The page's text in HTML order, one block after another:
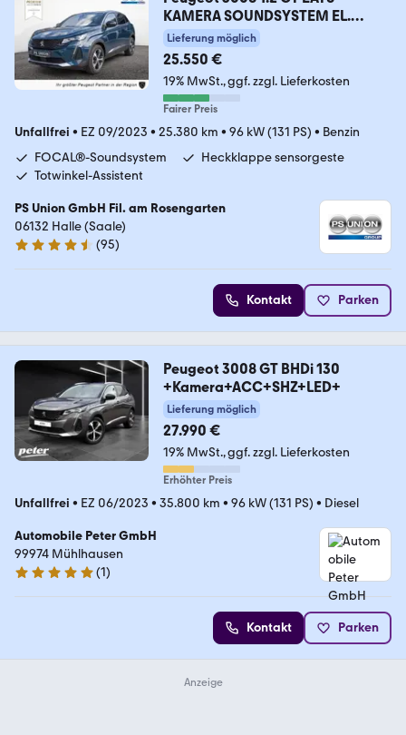
KAMERA SOUNDSYSTEM EL.
HECKKL.
Lieferung möglich
25.550 €
19% MwSt. ggf. zzgl. Lieferkosten
Fairer Preis
Unfallfrei • EZ 09/2023 • 25.380 km • 96 kW (131 PS) • Benzin
FOCAL®-Soundsystem
Heckklappe sensorgeste
Totwinkel-Assistent
PS Union GmbH Fil. am Rosengarten
06132 Halle (Saale)
4.6 Sterne
(95)
Kontakt Parken
Peugeot 3008 GT BHDi 130
+Kamera+ACC+SHZ+LED+
Lieferung möglich
27.990 €
19% MwSt. ggf. zzgl. Lieferkosten
Erhöhter Preis
Unfallfrei • EZ 06/2023 • 35.800 km • 96 kW (131 PS) • Diesel
Automobile Peter GmbH
99974 Mühlhausen
5 Sterne
(1)
Kontakt Parken